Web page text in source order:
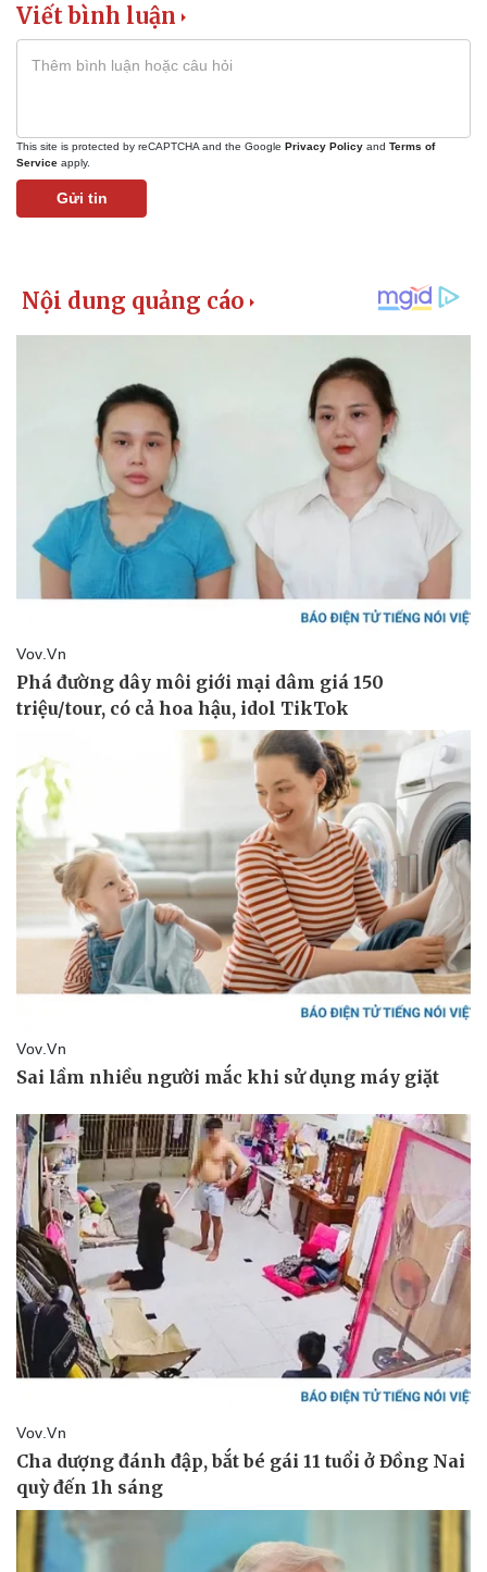
Lịch thi đấu bóng đá
Thế giới thể thao
eSports
Hậu trường
Ô tô - Xe máy
Xe máy
Doanh nghiệp
Thông tin doanh nghiệp
Doanh nghiệp 24h
Doanh nhân
Vì cộng đồng
Sành điệu
Trải nghiệm
Viết bình luận
This site is protected by reCAPTCHA and the Google Privacy Policy and Terms of
Service apply.
Gửi tin